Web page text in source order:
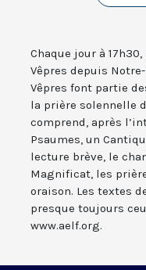
Chaque jour à
Vêpres depuis
Vêpres font partie
la prière solennelle
comprend, après
Psaumes, un
lecture brève, le
Magnificat, les
oraison. Les textes
presque toujours
www.aelf.org.